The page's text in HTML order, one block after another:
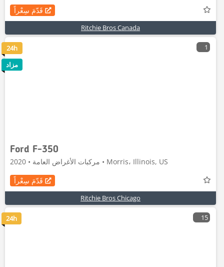
قَدّمَ سِعْراً
Ritchie Bros Canada
1
Ford F-350
مركبات الأغراض العامة • 2020 • Morris، Illinois, US
قَدّمَ سِعْراً
Ritchie Bros Chicago
24h
مزاد
15
24h